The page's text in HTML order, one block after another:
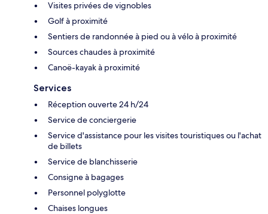
Visites privées de vignobles
Golf à proximité
Sentiers de randonnée à pied ou à vélo à proximité
Sources chaudes à proximité
Canoë-kayak à proximité
Services
Réception ouverte 24 h/24
Service de conciergerie
Service d'assistance pour les visites touristiques ou l'achat
de billets
Service de blanchisserie
Consigne à bagages
Personnel polyglotte
Chaises longues